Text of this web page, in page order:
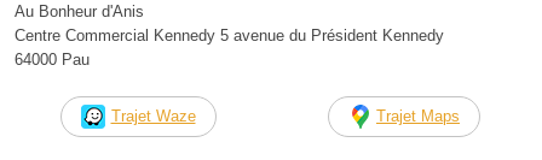
Au Bonheur d'Anis
Centre Commercial Kennedy 5 avenue du Président Kennedy
64000 Pau
Trajet Waze Trajet Maps